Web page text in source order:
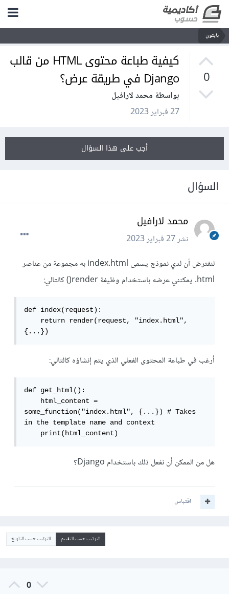
بايثون
0
كيفية طباعة محتوى HTML من قالب
Django في طريقة عرض؟
بواسطة محمد لارافيل
27 فبراير 2023
أجب على هذا السؤال
السؤال
محمد لارافيل
نشر27 فبراير 2023
لنفترض أن لدي نموذج يسمى index.html به مجموعة من عناصر
html. يمكنني عرضه باستخدام وظيفة render() كالتالي:
def index(request):
    return render(request, "index.html",
{...})
أرغب في طباعة المحتوى الفعلي الذي يتم إنشاؤه كالتالي:
def get_html():
    html_content =
some_function("index.html", {...}) # Takes
in the template name and context
    print(html_content)
هل من الممكن أن نفعل ذلك باستخدام Django؟
اقتباس
الترتيب حسب التقييم الترتيب حسب التاريخ
0